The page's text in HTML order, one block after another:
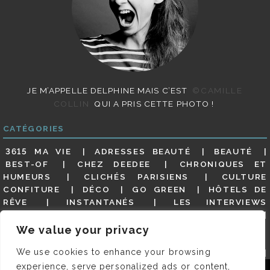
We value your privacy
We use cookies to enhance your browsing
experience, serve personalized ads or content,
JE M’APPELLE DELPHINE MAIS C’EST
©CAMILLE
COLLIN
QUI A PRIS CETTE PHOTO !
CATÉGORIES
3615 MA VIE ADRESSES BEAUTÉ
BEAUTÉ
BEST-OF
CHEZ DEEDEE
CHRONIQUES ET
HUMEURS
CLICHÉS PARISIENS
CULTURE
CONFITURE
DÉCO GO GREEN
HÔTELS DE
RÊVE
INSTANTANÉS
LES INTERVIEWS
MES ADRESSES
MODE NON CLASSÉ
GUIDE
PARIS EN PHOTOS
RESTAURANTS
REVUE DE PRESSE DÉTAILLÉE, SIOU PLAIT